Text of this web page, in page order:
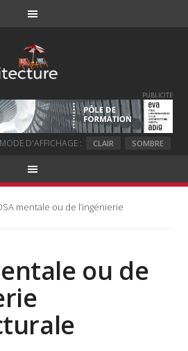
PUBLICITE
MODE D'AFFICHAGE : CLAIR SOMBRE
mentale ou de l’ingénierie
ou de